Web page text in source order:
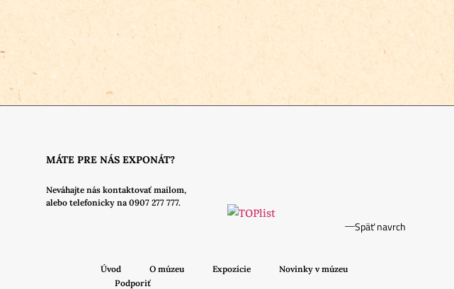
MÁTE PRE NÁS EXPONÁT?
Neváhajte nás kontaktovať mailom,
alebo telefonicky na 0907 277 777.
Úvod O múzeu Expozície
Novinky v múzeu
Podporiť
Späť navrch